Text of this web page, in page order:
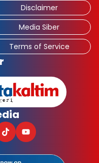
Disclaimer
Media Siber
Terms of Service